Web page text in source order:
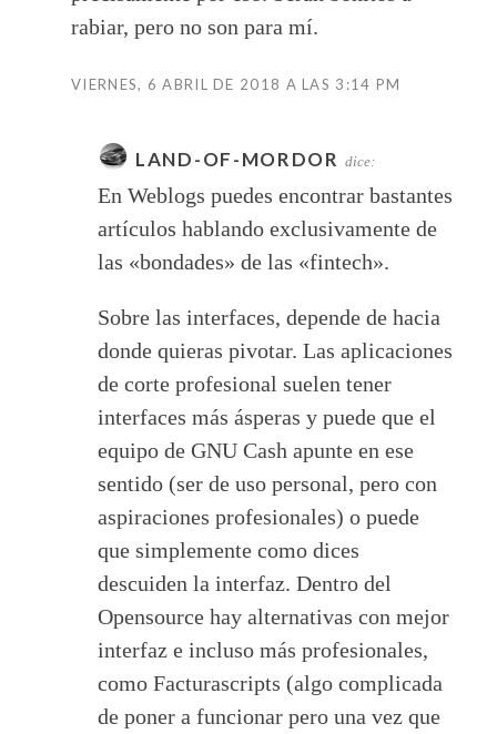
rabiar, pero no son para mí.
VIERNES, 6 ABRIL DE 2018 A LAS 3:14 PM
LAND-OF-MORDOR dice:
En Weblogs puedes encontrar bastantes
artículos hablando exclusivamente de
las «bondades» de las «fintech».
Sobre las interfaces, depende de hacia
donde quieras pivotar. Las aplicaciones
de corte profesional suelen tener
interfaces más ásperas y puede que el
equipo de GNU Cash apunte en ese
sentido (ser de uso personal, pero con
aspiraciones profesionales) o puede
que simplemente como dices
descuiden la interfaz. Dentro del
Opensource hay alternativas con mejor
interfaz e incluso más profesionales,
como Facturascripts (algo complicada
de poner a funcionar pero una vez que